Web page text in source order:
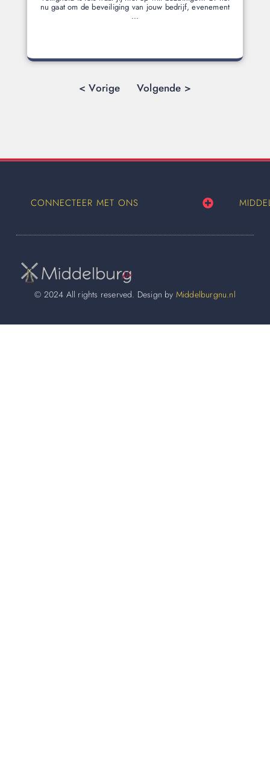
nu gaat om de beveiliging van jouw bedrijf, evenement
...
< Vorige Volgende >
CONNECTEER MET ONS
© 2024 All rights reserved. Design by Middelburgnu.nl